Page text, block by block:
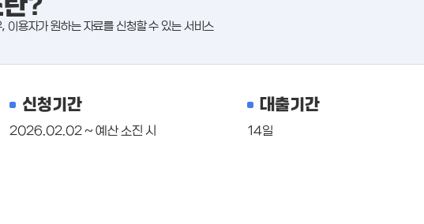
?
이용자가 원하는 자료를 신청할 수 있는 서비스
신청기간
2026.02.02 ~ 예산 소진 시
대출기간
14일